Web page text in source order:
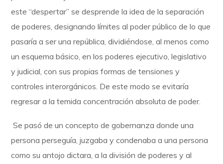
este “despertar” se desprende la idea de la separación
de poderes, designando límites al poder público de lo que
pasaría a ser una república, dividiéndose, al menos como
un esquema básico, en los poderes ejecutivo, legislativo
y judicial, con sus propias formas de tensiones y
controles interorgánicos. De este modo se evitaría
regresar a la temida concentración absoluta de poder.
Se pasó de un concepto de gobernanza donde una
persona perseguía, juzgaba y condenaba a una persona
como su antojo dictara, a la división de poderes y al